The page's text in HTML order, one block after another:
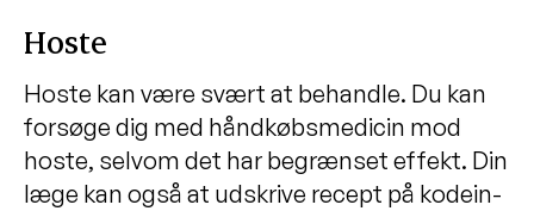
Hoste
Hoste kan være svært at behandle. Du kan
forsøge dig med håndkøbsmedicin mod
hoste, selvom det har begrænset effekt. Din
læge kan også at udskrive recept på kodein-